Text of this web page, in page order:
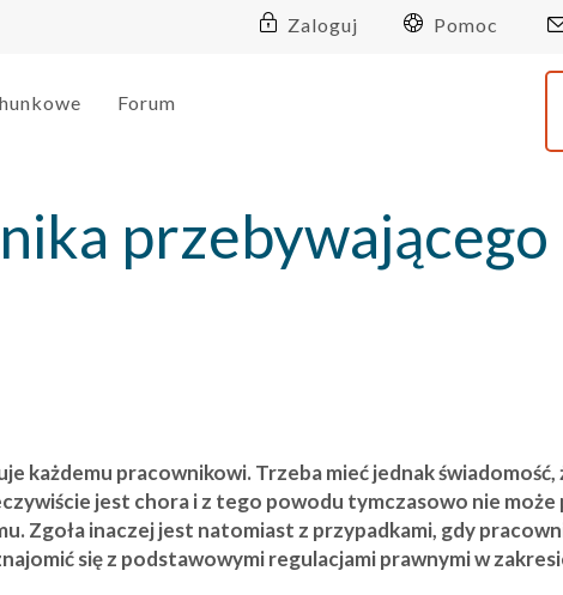
Pomoc
Zaloguj
Forum
każdemu pracownikowi. Trzeba mieć jednak
jest chora i z tego powodu tymczasowo nie
Zgoła inaczej jest natomiast z przypadkami, gdy
się z podstawowymi regulacjami prawnymi w